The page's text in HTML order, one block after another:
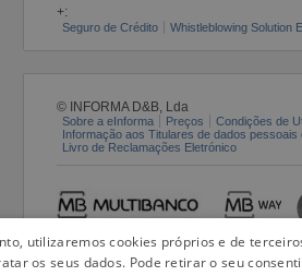
+:
Seguro de Crédito Whistleblowing Solution
© INFORMA D&B, Lda
Sobre a eInforma Preços Condições de
Informação aos Titulares de dados
Livro de Reclamações Eletrónico
utilizaremos cookies próprios e de
os seus dados. Pode retirar o seu